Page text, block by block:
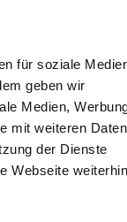
für soziale
geben wir
Medien,
mit weiteren Daten
der Dienste
Webseite weiterhin